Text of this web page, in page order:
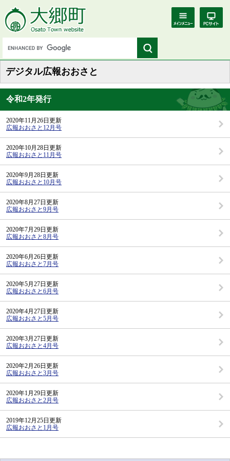
デジタル広報おおさと
令和2年発行
2020年11月26日更新
広報おおさと12月号
2020年10月28日更新
広報おおさと11月号
2020年9月28日更新
広報おおさと10月号
2020年8月27日更新
広報おおさと9月号
2020年7月29日更新
広報おおさと8月号
2020年6月26日更新
広報おおさと7月号
2020年5月27日更新
広報おおさと6月号
2020年4月27日更新
広報おおさと5月号
2020年3月27日更新
広報おおさと4月号
2020年2月26日更新
広報おおさと3月号
2020年1月29日更新
広報おおさと2月号
2019年12月25日更新
広報おおさと1月号